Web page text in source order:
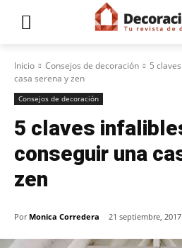
Inicio Consejos de decoración
5
casa serena y zen
Consejos de decoración
5 claves
conseguir una
zen
Por Monica Corredera 21 septiembre, 2017